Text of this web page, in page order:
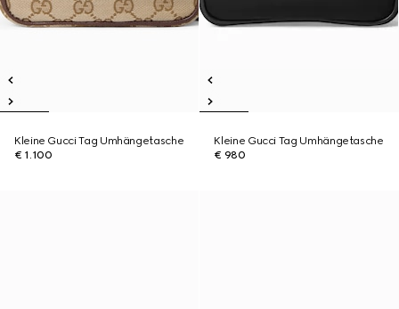
Kleine Gucci Tag Umhängetasche
€ 1.100
Kleine Gucci Tag Umhängetasche
€ 980